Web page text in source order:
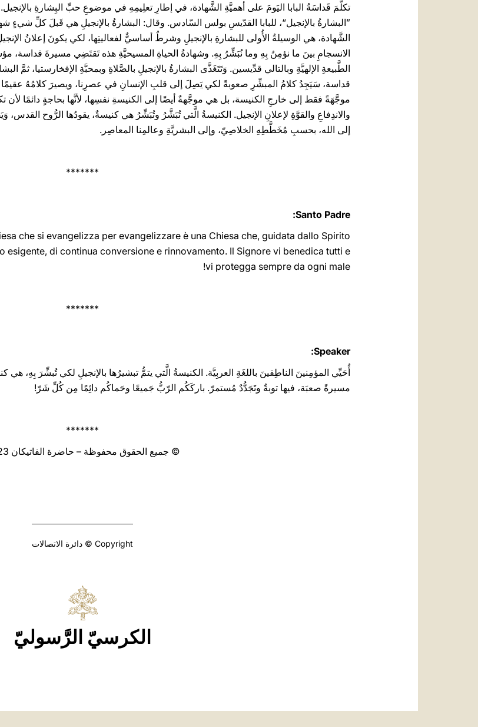
تكلَّمَ قَداسَةُ البابا اليَومَ على أهميَّةِ الشَّهادة، في إطارِ تعلِيمِهِ في موضوعِ حبِّ البِشارةِ بالإنجيل.
”البشارةُ بالإنجيل“، للبابا القدّيسِ بولس السّادس. وقال: البشارةُ بالإنجيلِ هي قَبلَ كلِّ
الشَّهادة، هي الوسيلةُ الأُولى للبشارةِ بالإنجيلِ وشرطٌ أساسيٌّ لفعاليتِها، لكي يكونَ إعلانُ
الانسجامِ بينَ ما نؤمِنُ بِهِ وما نُبَشِّرُ بِهِ. وشهادةُ الحياةِ المسيحيَّةِ هذه تَقتَضِي مسيرةَ قداسة،
الطَّبيعةِ الإلهيَّةِ وبالتالي قدِّيسين. وَتَتَغَذَّى البشارةُ بالإنجيلِ بالصَّلاةِ وبمحبَّةِ الإفخارستيا، ثمَّ
قداسة، سَيَجِدُ كلامُ المبشِّرِ صعوبةً لكي يَصِلَ إلى قلبِ الإنسانِ في عصرِنا، ويصيرَ كلامُهُ عقيمًا
موجَّهَةً فقط إلى خارجِ الكنيسة، بل هي موجَّهةٌ أيضًا إلى الكنيسةِ نفسِها، لأنَّها بحاجةٍ دائمًا لأن
والاندِفاعِ والقوَّةِ لإعلانِ الإنجيل. الكنيسةُ الَّتي تُبَشَّرُ وتُبَشِّرُ هي كنيسةٌ، يقودُها الرُّوح
إلى الله، بحسبِ مُخَطَّطِهِ الخلاصِيّ، وإلى البشريَّةِ وعالمِنا المعاصِر.
*******
Santo Padre:
che si evangelizza per evangelizzare è una Chiesa che, guidata dallo Spirito
esigente, di continua conversione e rinnovamento. Il Signore vi benedica tutti e
vi protegga ‎sempre da ogni male‎‎‎‏!
*******
Speaker:
أُحَيِّي المؤمِنينَ الناطِقينَ باللغَةِ العربِيَّة. الكنيسةُ الَّتي يتمُّ تبشيرُها بالإنجيلِ لكي تُبشِّرَ بِهِ،
مسيرةً صعبَة، فيها توبةٌ وتَجَدُّدٌ مُستمرّ. باركَكُم الرّبُّ جَميعًا وحَماكُم دائِمًا مِن كُلِّ شَرّ!
*******
© جميع الحقوق محفوظة – حاضرة الفاتيكان 2023
Copyright © دائرة الاتصالات
الكرسيّ الرَّسوليّ